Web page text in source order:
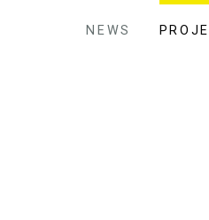
NEWS